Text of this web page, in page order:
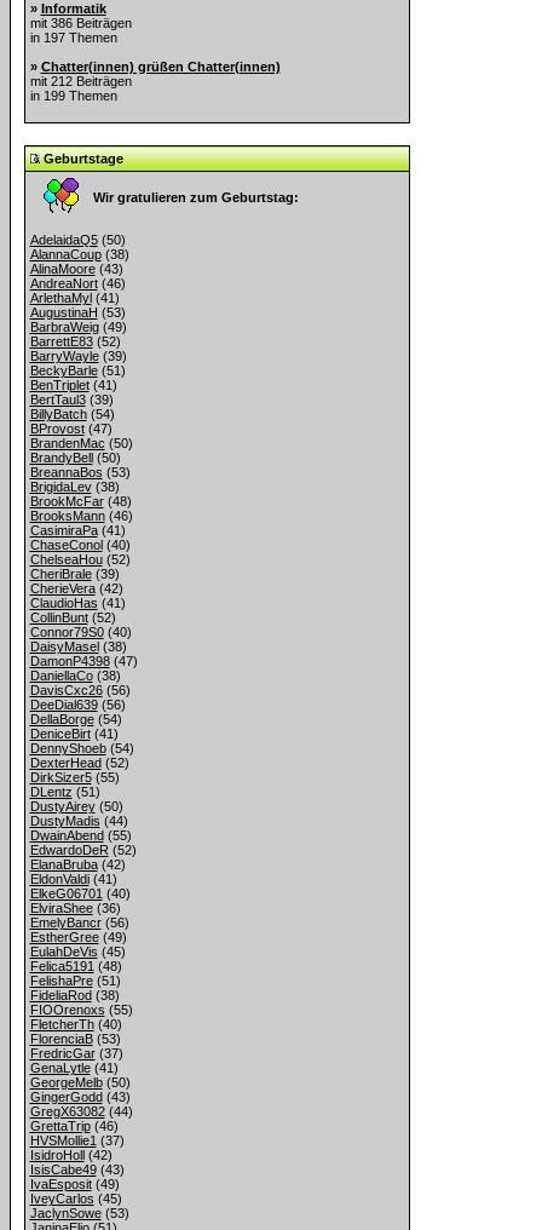
» Informatik
mit 386 Beiträgen
in 197 Themen
» Chatter(innen) grüßen Chatter(innen)
mit 212 Beiträgen
in 199 Themen
Geburtstage
Wir gratulieren zum Geburtstag:
AdelaidaQ5(50)
AlannaCoup(38)
AlinaMoore(43)
AndreaNort(46)
ArlethaMyl(41)
AugustinaH (53)
BarbraWeig(49)
BarrettE83(52)
BarryWayle(39)
BeckyBarle(51)
BenTriplet(41)
BertTaul3(39)
BillyBatch(54)
BProvost(47)
BrandenMac (50)
BrandyBell(50)
BreannaBos (53)
BrigidaLev(38)
BrookMcFar(48)
BrooksMann(46)
CasimiraPa(41)
ChaseConol(40)
ChelseaHou(52)
CheriBrale(39)
CherieVera(42)
ClaudioHas (41)
CollinBunt(52)
Connor79S0(40)
DaisyMasel(38)
DamonP4398(47)
DaniellaCo(38)
DavisCxc26(56)
DeeDial639(56)
DellaBorge(54)
DeniceBirt(41)
DennyShoeb(54)
DexterHead(52)
DirkSizer5(55)
DLentz (51)
DustyAirey(50)
DustyMadis (44)
DwainAbend(55)
EdwardoDeR (52)
ElanaBruba(42)
EldonValdi(41)
ElkeG06701 (40)
ElviraShee(36)
EmelyBancr(56)
EstherGree(49)
EulahDeVis (45)
Felica5191 (48)
FelishaPre(51)
FideliaRod(38)
FIOOrenoxs (55)
FletcherTh(40)
FlorenciaB(53)
FredricGar(37)
GenaLytle(41)
GeorgeMelb(50)
GingerGodd(43)
GregX63082(44)
GrettaTrip(46)
HVSMollie1 (37)
IsidroHoll(42)
IsisCabe49(43)
IvaEsposit(49)
IveyCarlos (45)
JaclynSowe(53)